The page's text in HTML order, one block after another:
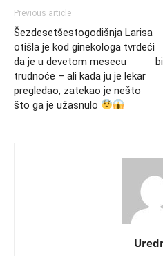
Previous article
Šezdesetšestogodišnja Larisa
otišla je kod ginekologa tvrdeći
da je u devetom mesecu
trudnoće – ali kada ju je lekar
pregledao, zatekao je nešto
što ga je užasnulo